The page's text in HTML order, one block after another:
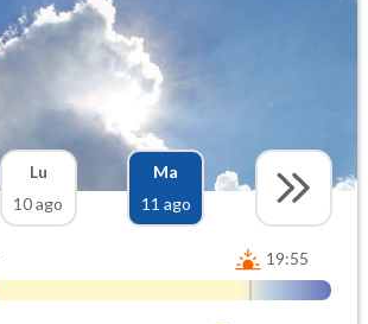
Lu
10 ago
Ma
11 ago
19:55